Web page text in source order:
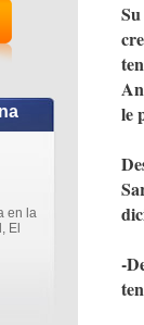
en la
El
le
-